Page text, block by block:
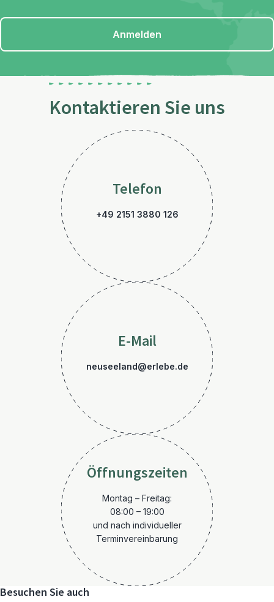
Anmelden
Kontaktieren Sie uns
Telefon
+49 2151 3880 126
E-Mail
neuseeland@erlebe.de
Öffnungszeiten
Montag – Freitag:
08:00 – 19:00
und nach individueller
Terminvereinbarung
Besuchen Sie auch